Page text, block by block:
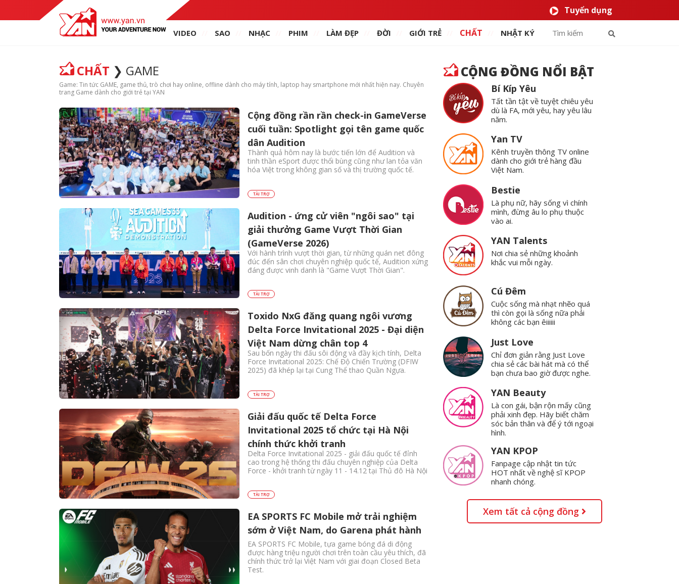
Tuyển dụng
VIDEO SAO NHẠC PHIM LÀM ĐẸP ĐỜI GIỚI TRẺ CHẤT NHẬT KÝ
CHẤT GAME
Game: Tin tức GAME, game thủ, trò chơi hay online, offline dành cho máy tính, laptop hay smartphone mới nhất hiện nay. Chuyên
trang Game dành cho giới trẻ tại YAN
Cộng đồng rần rần check-in GameVerse
cuối tuần: Spotlight gọi tên game quốc
dân Audition
Thành quả hôm nay là bước tiến lớn để Audition và
tinh thần eSport được thổi bùng cũng như lan tỏa văn
hóa Việt trong không gian số và thị trường quốc tế.
TÀI TRỢ
Audition - ứng cử viên "ngôi sao" tại
giải thưởng Game Vượt Thời Gian
(GameVerse 2026)
Với hành trình vượt thời gian, từ những quán net đông
đúc đến sân chơi chuyên nghiệp quốc tế, Audition xứng
đáng được vinh danh là "Game Vượt Thời Gian".
TÀI TRỢ
Toxido NxG đăng quang ngôi vương
Delta Force Invitational 2025 - Đại diện
Việt Nam dừng chân top 4
Sau bốn ngày thi đấu sôi động và đầy kịch tính, Delta
Force Invitational 2025: Chế Độ Chiến Trường (DFIW
2025) đã khép lại tại Cung Thể thao Quần Ngựa.
TÀI TRỢ
Giải đấu quốc tế Delta Force
Invitational 2025 tổ chức tại Hà Nội
chính thức khởi tranh
Delta Force Invitational 2025 - giải đấu quốc tế đỉnh
cao trong hệ thống thi đấu chuyên nghiệp của Delta
Force - khởi tranh từ ngày 11 - 14.12 tại Thủ đô Hà Nội
TÀI TRỢ
EA SPORTS FC Mobile mở trải nghiệm
sớm ở Việt Nam, do Garena phát hành
EA SPORTS FC Mobile, tựa game bóng đá di động
được hàng triệu người chơi trên toàn cầu yêu thích, đã
chính thức trở lại Việt Nam với giai đoạn Closed Beta
Test.
CỘNG ĐỒNG NỔI BẬT
Bí Kíp Yêu
Tất tần tật về tuyệt chiêu yêu
dù là FA, mới yêu, hay yêu lâu
năm.
Yan TV
Kênh truyền thông TV online
dành cho giới trẻ hàng đầu
Việt Nam.
Bestie
Là phụ nữ, hãy sống vì chính
mình, đừng âu lo phụ thuộc
vào ai.
YAN Talents
Nơi chia sẻ những khoảnh
khắc vui mỗi ngày.
Cú Đêm
Cuộc sống mà nhạt nhẽo quá
thì còn gọi là sống nữa phải
không các bạn êiiiiii
Just Love
Chỉ đơn giản rằng Just Love
chia sẻ các bài hát mà có thể
bạn chưa bao giờ được nghe.
YAN Beauty
Là con gái, bận rộn mấy cũng
phải xinh đẹp. Hãy biết chăm
sóc bản thân và để ý tới ngoại
hình.
YAN KPOP
Fanpage cập nhật tin tức
HOT nhất về nghệ sĩ KPOP
nhanh chóng.
Xem tất cả cộng đồng